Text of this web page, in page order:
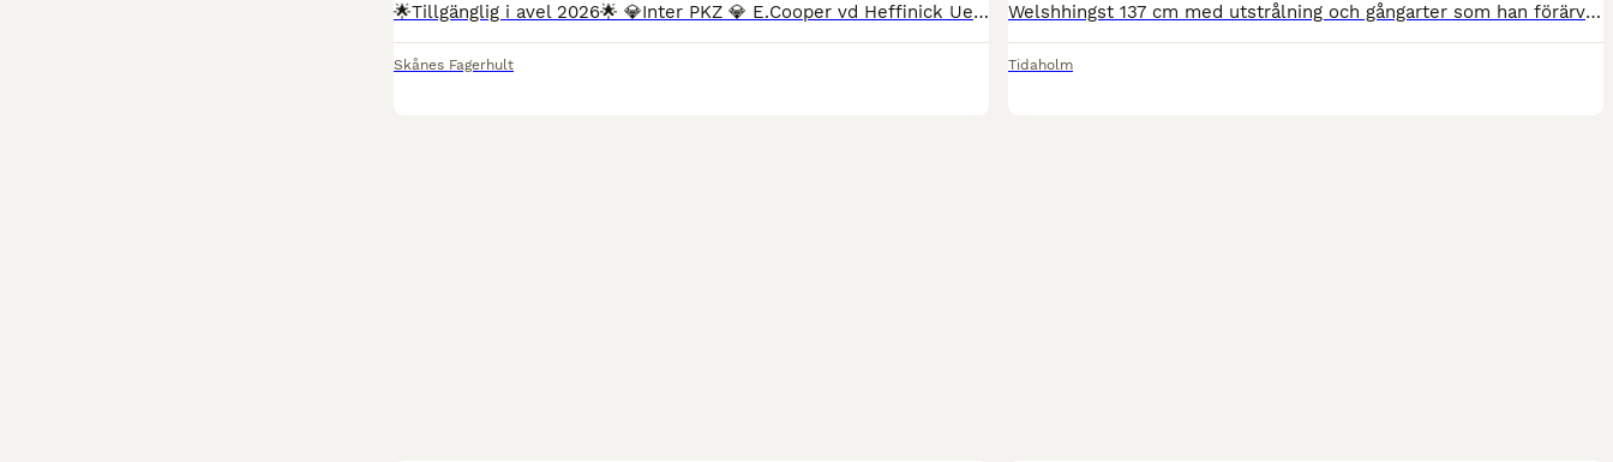
🌟Tillgänglig i avel 2026🌟 💎Inter PKZ 💎 E.Cooper vd Heffinick Ue.Clinton. 168 i mkh Godkännd i bla AES. Syskon som går svår hoppning. Avkommor i final i bla Falsterbo, elmia. Nedärver fina avk
Skånes Fagerhult
Welshhingst 137 cm med utstrålning och gångarter som han förärver. Har både gångarts och hoppdiplom. Han en mycket fin stam som lämnar snälla trevliga barnponnyer. Har många avkommor som är guldbelöna
Tidaholm